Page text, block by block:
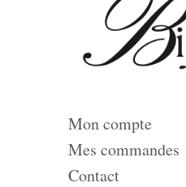
Mon compte
Mes commandes
Contact